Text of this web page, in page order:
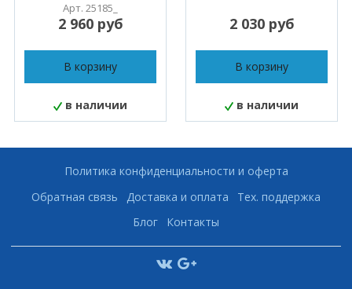
Арт. 25185_
2 960 руб
В корзину
в наличии
2 030 руб
В корзину
в наличии
Политика конфиденциальности и оферта
Обратная связь
Доставка и оплата
Тех. поддержка
Блог
Контакты